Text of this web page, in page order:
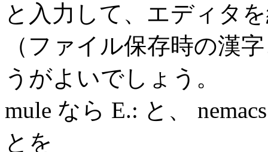
と入力して、エディタ
（ファイル保存時の漢
うがよいでしょう。
mule なら E.: と、
とを